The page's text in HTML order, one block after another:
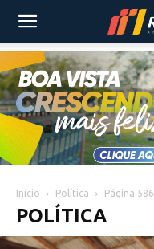
Início Política Página 586
POLÍTICA